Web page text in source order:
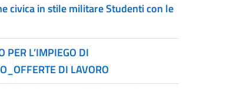
civica in stile militare Studenti con le
PER L’IMPIEGO DI
DI LAVORO